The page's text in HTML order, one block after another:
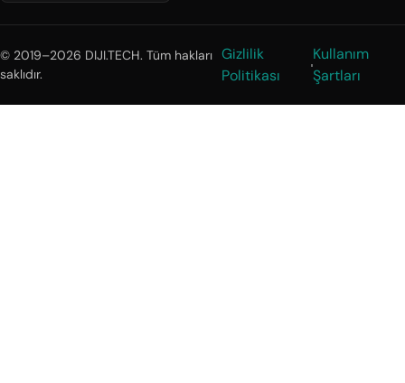
© 2019–2026 DIJI.TECH. Tüm hakları
saklıdır.
Gizlilik
Politikası
Kullanım
Şartları